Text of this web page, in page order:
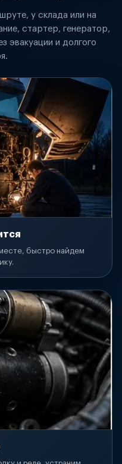
у склада или на
стартер, генератор,
эвакуации и долгого
быстро найдем